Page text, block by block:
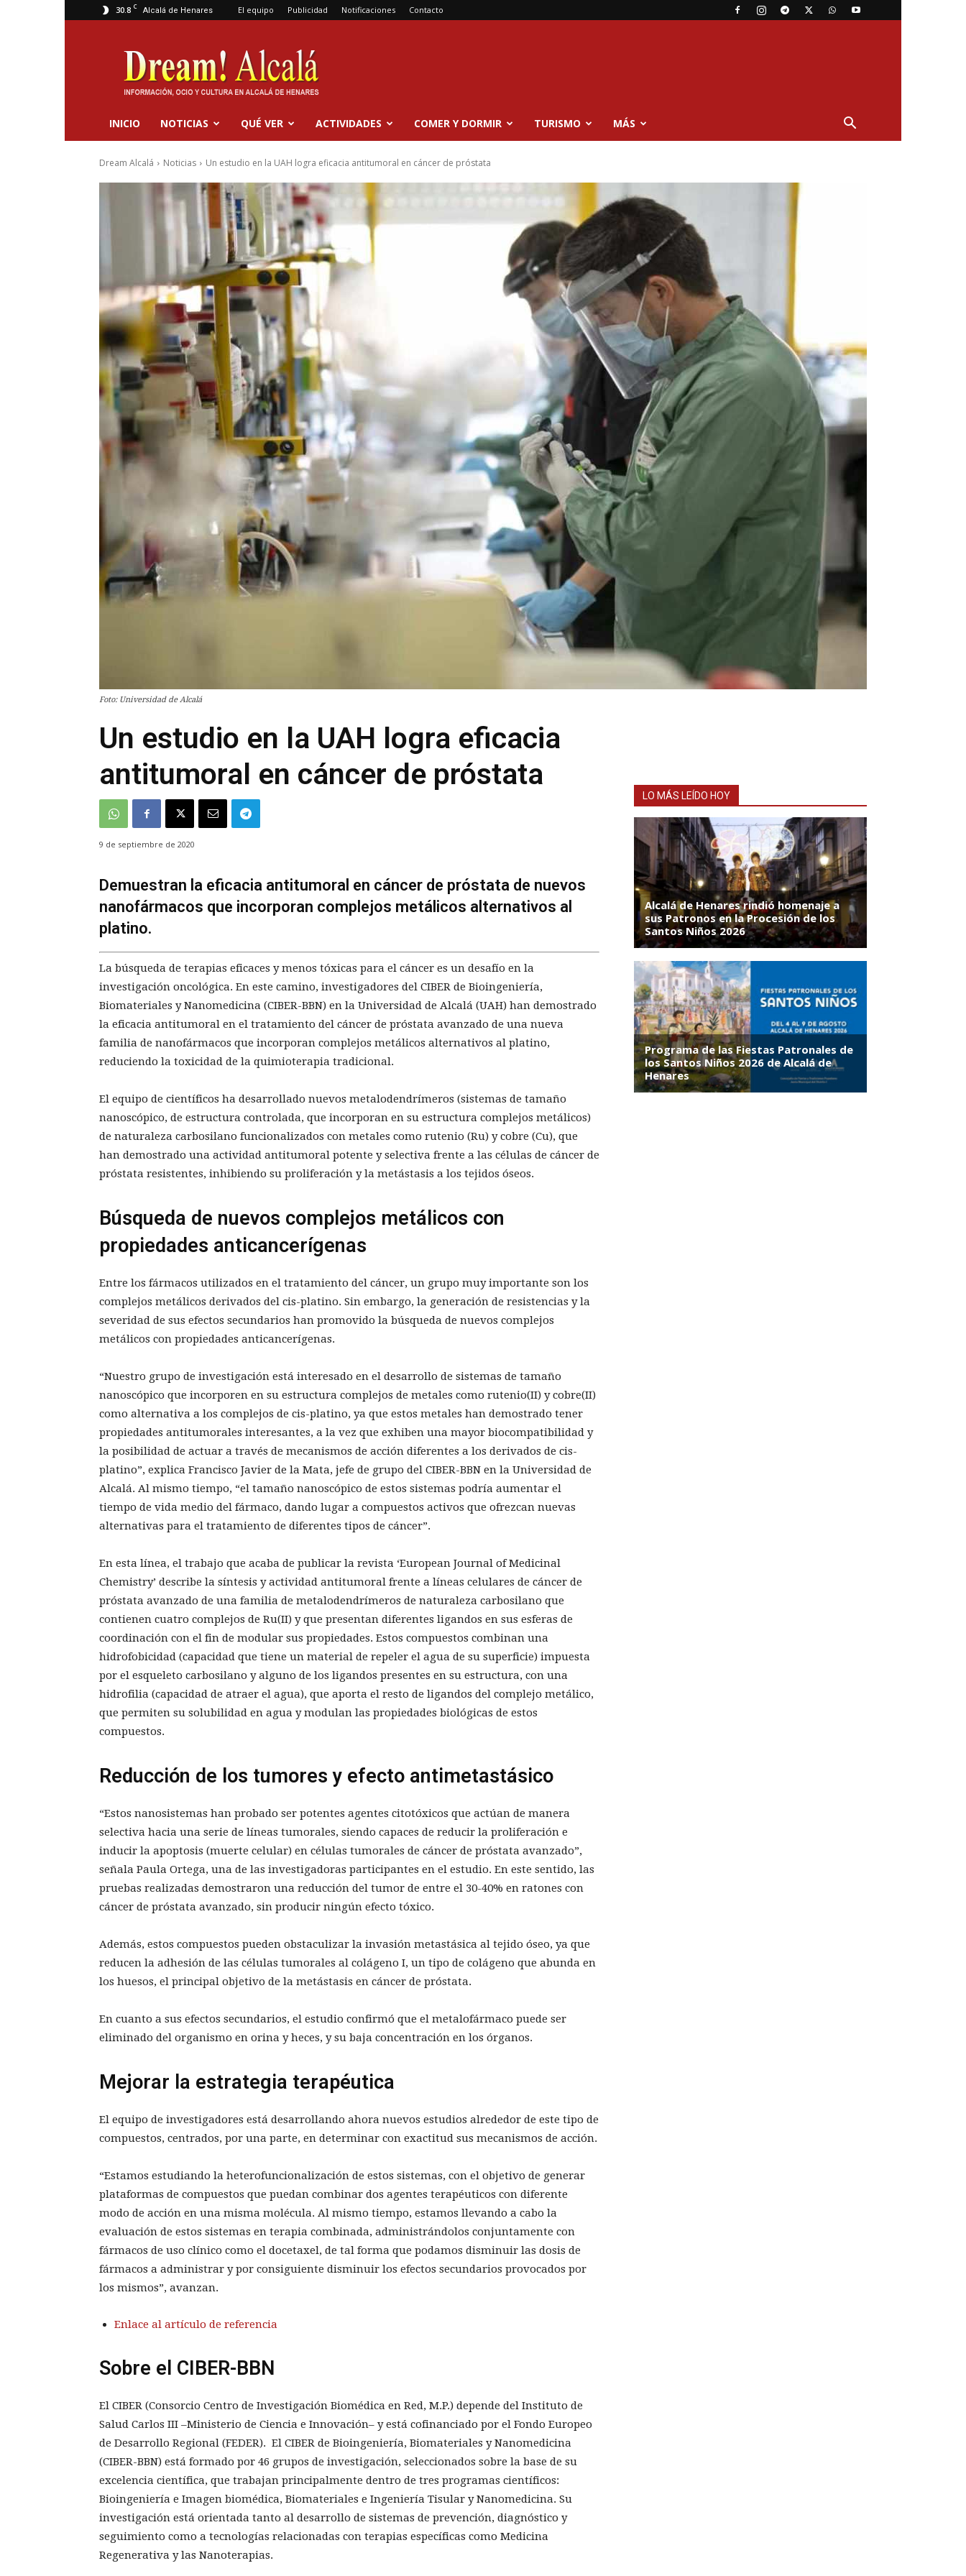
30.8 C Alcalá de Henares El equipo Publicidad Notificaciones Contacto
Dream
Alcalá
INICIO NOTICIAS QUÉ VER ACTIVIDADES COMER Y DORMIR TURISMO MÁS
Dream Alcalá Noticias Un estudio en la UAH logra eficacia antitumoral en cáncer de próstata
Foto: Universidad de Alcalá
Un estudio en la UAH logra eficacia
antitumoral en cáncer de próstata
9 de septiembre de 2020
Demuestran la eficacia antitumoral en cáncer de próstata de nuevos
nanofármacos que incorporan complejos metálicos alternativos al
platino.
La búsqueda de terapias eficaces y menos tóxicas para el cáncer es un desafío en la
investigación oncológica. En este camino, investigadores del CIBER de Bioingeniería,
Biomateriales y Nanomedicina (CIBER-BBN) en la Universidad de Alcalá (UAH) han demostrado
la eficacia antitumoral en el tratamiento del cáncer de próstata avanzado de una nueva
familia de nanofármacos que incorporan complejos metálicos alternativos al platino,
reduciendo la toxicidad de la quimioterapia tradicional.
El equipo de científicos ha desarrollado nuevos metalodendrímeros (sistemas de tamaño
nanoscópico, de estructura controlada, que incorporan en su estructura complejos metálicos)
de naturaleza carbosilano funcionalizados con metales como rutenio (Ru) y cobre (Cu), que
han demostrado una actividad antitumoral potente y selectiva frente a las células de cáncer de
próstata resistentes, inhibiendo su proliferación y la metástasis a los tejidos óseos.
Búsqueda de nuevos complejos metálicos con
propiedades anticancerígenas
Entre los fármacos utilizados en el tratamiento del cáncer, un grupo muy importante son los
complejos metálicos derivados del cis-platino. Sin embargo, la generación de resistencias y la
severidad de sus efectos secundarios han promovido la búsqueda de nuevos complejos
metálicos con propiedades anticancerígenas.
“Nuestro grupo de investigación está interesado en el desarrollo de sistemas de tamaño
nanoscópico que incorporen en su estructura complejos de metales como rutenio(II) y cobre(II)
como alternativa a los complejos de cis-platino, ya que estos metales han demostrado tener
propiedades antitumorales interesantes, a la vez que exhiben una mayor biocompatibilidad y
la posibilidad de actuar a través de mecanismos de acción diferentes a los derivados de cis-
platino”, explica Francisco Javier de la Mata, jefe de grupo del CIBER-BBN en la Universidad de
Alcalá. Al mismo tiempo, “el tamaño nanoscópico de estos sistemas podría aumentar el
tiempo de vida medio del fármaco, dando lugar a compuestos activos que ofrezcan nuevas
alternativas para el tratamiento de diferentes tipos de cáncer”.
En esta línea, el trabajo que acaba de publicar la revista ‘European Journal of Medicinal
Chemistry’ describe la síntesis y actividad antitumoral frente a líneas celulares de cáncer de
próstata avanzado de una familia de metalodendrímeros de naturaleza carbosilano que
contienen cuatro complejos de Ru(II) y que presentan diferentes ligandos en sus esferas de
coordinación con el fin de modular sus propiedades. Estos compuestos combinan una
hidrofobicidad (capacidad que tiene un material de repeler el agua de su superficie) impuesta
por el esqueleto carbosilano y alguno de los ligandos presentes en su estructura, con una
hidrofilia (capacidad de atraer el agua), que aporta el resto de ligandos del complejo metálico,
que permiten su solubilidad en agua y modulan las propiedades biológicas de estos
compuestos.
Reducción de los tumores y efecto antimetastásico
“Estos nanosistemas han probado ser potentes agentes citotóxicos que actúan de manera
selectiva hacia una serie de líneas tumorales, siendo capaces de reducir la proliferación e
inducir la apoptosis (muerte celular) en células tumorales de cáncer de próstata avanzado”,
señala Paula Ortega, una de las investigadoras participantes en el estudio. En este sentido, las
pruebas realizadas demostraron una reducción del tumor de entre el 30-40% en ratones con
cáncer de próstata avanzado, sin producir ningún efecto tóxico.
Además, estos compuestos pueden obstaculizar la invasión metastásica al tejido óseo, ya que
reducen la adhesión de las células tumorales al colágeno I, un tipo de colágeno que abunda en
los huesos, el principal objetivo de la metástasis en cáncer de próstata.
En cuanto a sus efectos secundarios, el estudio confirmó que el metalofármaco puede ser
eliminado del organismo en orina y heces, y su baja concentración en los órganos.
Mejorar la estrategia terapéutica
El equipo de investigadores está desarrollando ahora nuevos estudios alrededor de este tipo de
compuestos, centrados, por una parte, en determinar con exactitud sus mecanismos de acción.
“Estamos estudiando la heterofuncionalización de estos sistemas, con el objetivo de generar
plataformas de compuestos que puedan combinar dos agentes terapéuticos con diferente
modo de acción en una misma molécula. Al mismo tiempo, estamos llevando a cabo la
evaluación de estos sistemas en terapia combinada, administrándolos conjuntamente con
fármacos de uso clínico como el docetaxel, de tal forma que podamos disminuir las dosis de
fármacos a administrar y por consiguiente disminuir los efectos secundarios provocados por
los mismos”, avanzan.
Enlace al artículo de referencia
Sobre el CIBER-BBN
El CIBER (Consorcio Centro de Investigación Biomédica en Red, M.P.) depende del Instituto de
Salud Carlos III –Ministerio de Ciencia e Innovación– y está cofinanciado por el Fondo Europeo
de Desarrollo Regional (FEDER). El CIBER de Bioingeniería, Biomateriales y Nanomedicina
(CIBER-BBN) está formado por 46 grupos de investigación, seleccionados sobre la base de su
excelencia científica, que trabajan principalmente dentro de tres programas científicos:
Bioingeniería e Imagen biomédica, Biomateriales e Ingeniería Tisular y Nanomedicina. Su
investigación está orientada tanto al desarrollo de sistemas de prevención, diagnóstico y
seguimiento como a tecnologías relacionadas con terapias específicas como Medicina
Regenerativa y las Nanoterapias.
LO MÁS LEÍDO HOY